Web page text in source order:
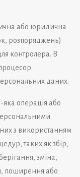
або юридична
розпоряджень)
контролера. В
даних.
операція або
з використанням
таких як збір,
зміна,
поширення або